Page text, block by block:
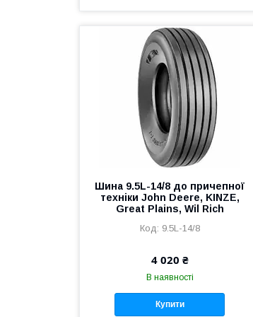
Шина 9.5L-14/8 до причепної
техніки John Deere, KINZE,
Great Plains, Wil Rich
9.5L-14/8
4 020 ₴
В наявності
Купити